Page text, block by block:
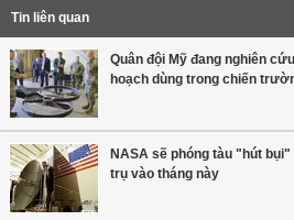
Tin liên quan
Quân đội Mỹ đang nghiên
hoạch dùng trong chiến
NASA sẽ phóng tàu "hút
trụ vào tháng này